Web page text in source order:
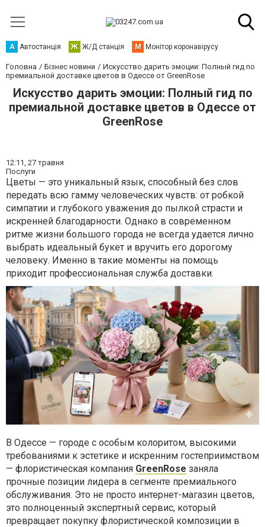
А Автостанція Ж Ж/Д станція М Монітор коронавірусу
Головна Бізнес новини
Искусство дарить эмоции: Полный гид по
премиальной доставке цветов в Одессе от GreenRose
Искусство дарить эмоции: Полный гид по
премиальной доставке цветов в Одессе от
GreenRose
12:11, 27 травня
Послуги
Цветы — это уникальный язык, способный без слов
передать всю гамму человеческих чувств: от робкой
симпатии и глубокого уважения до пылкой страсти и
искренней благодарности. Однако в современном
ритме жизни большого города не всегда удается лично
выбрать идеальный букет и вручить его дорогому
человеку. Именно в такие моменты на помощь
приходит профессиональная служба доставки.
В Одессе — городе с особым колоритом, высокими
требованиями к эстетике и искренним гостеприимством
— флористическая компания GreenRose заняла
прочные позиции лидера в сегменте премиального
обслуживания. Это не просто интернет-магазин цветов,
это полноценный экспертный сервис, который
превращает покупку флористической композиции в